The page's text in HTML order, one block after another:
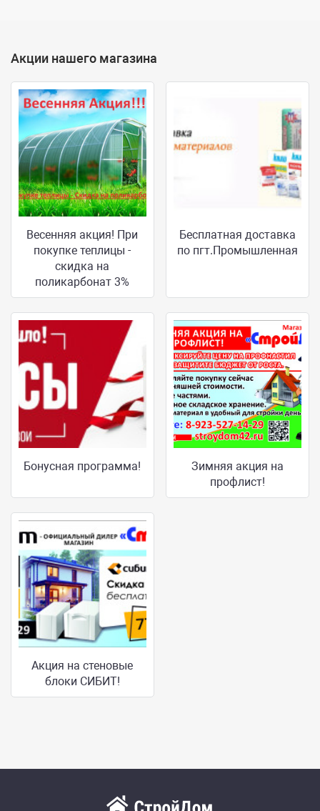
Акции нашего магазина
Весенняя акция! При
покупке теплицы -
скидка на
поликарбонат 3%
Бесплатная доставка
по пгт.Промышленная
Бонусная программа!
Зимняя акция на
профлист!
Акция на стеновые
блоки СИБИТ!